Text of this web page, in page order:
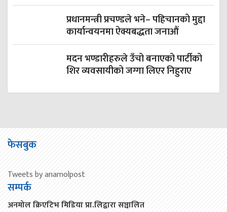
प्रधानमन्त्री प्रचण्डले भने– पहिचानको मुद्दा
कार्यान्वयनमा ऐक्यबद्धता जनाऔं
मदन भण्डारीहरुले उँचो बनाएको पार्टीको
शिर व्यवसायीको जग्गा लिएर निहुराए
फेसबुक
Tweets by anamolpost
सम्पर्क
अनमोल क्रिएटिभ मिडिया प्रा.लिद्वारा सञ्चालित